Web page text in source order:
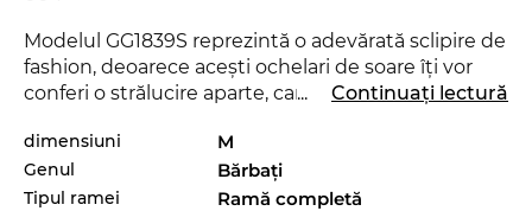
Modelul GG1839S reprezintă o adevărată sclipire de
fashion, deoarece aceşti ochelari de soare îţi vor
conferi o strălucire aparte, care va transforma
necesară. Modelul GG1839S este lansat de curând
pe piaţă în 2025, aşa încât cu siguranţă vei fi la
ultimul răcnet cu aceşti ochelari.
... Continuați lectură
dimensiuni M
Genul Bărbaţi
Tipul ramei Ramă completă